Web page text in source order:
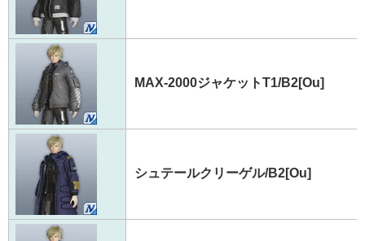
MAX-2000ジャケットT1/B2[Ou]
シュテールクリーゲル/B2[Ou]